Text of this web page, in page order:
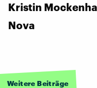
Kristin
Nova
Weitere Beiträge